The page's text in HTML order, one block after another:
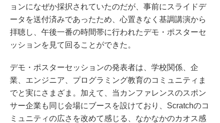
ョンになぜか採択されていたのだが、事前にスライドデ
ータを送付済みであったため、心置きなく基調講演から
拝聴し、午後一番の時間帯に行われたデモ・ポスターセ
ッションを見て回ることができた。
デモ・ポスターセッションの発表者は、学校関係、企
業、エンジニア、プログラミング教育のコミュニティま
でと実にさまざま。加えて、当カンファレンスのスポン
サー企業も同じ会場にブースを設けており、Scratchのコ
ミュニティの広さを改めて感じる、なかなかのカオス感